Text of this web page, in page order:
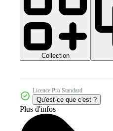
Collection
Licence Pro Standard
Qu'est-ce que c'est ?
Plus d'infos